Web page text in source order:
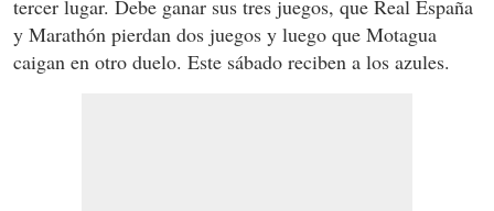
tercer lugar. Debe ganar sus tres juegos, que Real España
y Marathón pierdan dos juegos y luego que Motagua
caigan en otro duelo. Este sábado reciben a los azules.